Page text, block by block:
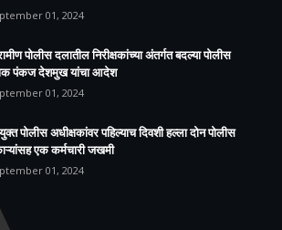
01, 2024
पोलीस दलातील निरीक्षकांच्या अंतर्गत बदल्या पोलीस
पंकज देशमुख यांचा आदेश
01, 2024
पोलीस अधीक्षकांवर पहिल्याच दिवशी हल्ला दोन पोलीस
एक कर्मचारी जखमी
01, 2024